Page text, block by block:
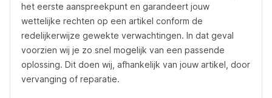
het eerste aanspreekpunt en garandeert jouw
wettelijke rechten op een artikel conform de
redelijkerwijze gewekte verwachtingen. In dat geval
voorzien wij je zo snel mogelijk van een passende
oplossing. Dit doen wij, afhankelijk van jouw artikel, door
vervanging of reparatie.